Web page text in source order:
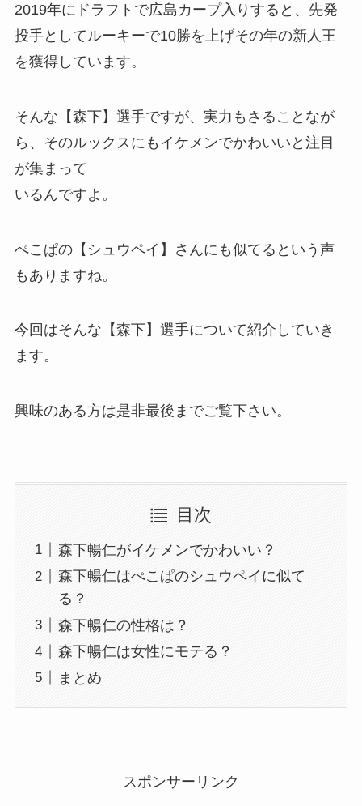
2019年にドラフトで広島カープ入りすると、先発
投手としてルーキーで10勝を上げその年の新人王
を獲得しています。
そんな【森下】選手ですが、実力もさることなが
ら、そのルックスにもイケメンでかわいいと注目
が集まって
いるんですよ。
ぺこぱの【シュウペイ】さんにも似てるという声
もありますね。
今回はそんな【森下】選手について紹介していき
ます。
興味のある方は是非最後までご覧下さい。
目次
森下暢仁がイケメンでかわいい？
森下暢仁はぺこぱのシュウペイに似て
る？
森下暢仁の性格は？
森下暢仁は女性にモテる？
まとめ
スポンサーリンク